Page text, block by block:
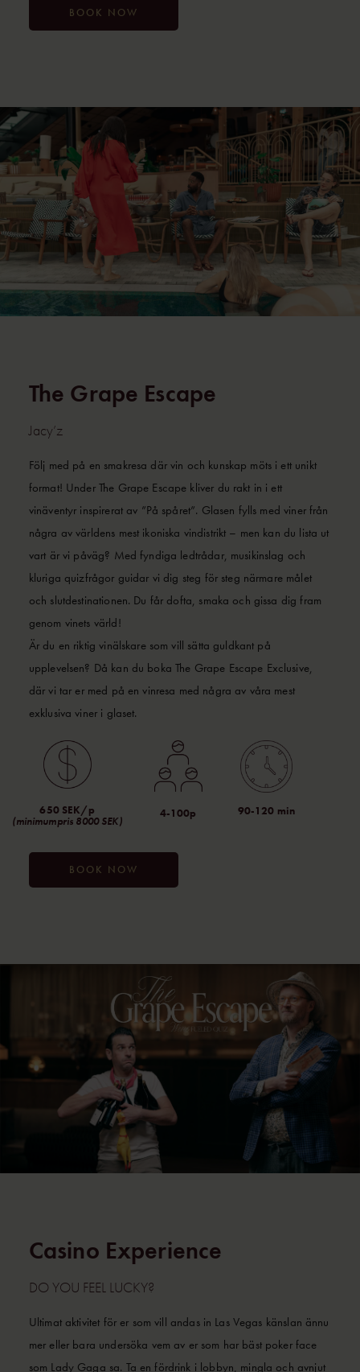
BOOK NOW
The Grape Escape
Jacy’z
Följ med på en smakresa där vin och kunskap möts i ett unikt
format! Under The Grape Escape kliver du rakt in i ett
vinäventyr inspirerat av ”På spåret”. Glasen fylls med viner från
några av världens mest ikoniska vindistrikt – men kan du lista ut
vart är vi påväg? Med fyndiga ledtrådar, musikinslag och
kluriga quizfrågor guidar vi dig steg för steg närmare målet
och slutdestinationen. Du får dofta, smaka och gissa dig fram
genom vinets värld!
Är du en riktig vinälskare som vill sätta guldkant på
upplevelsen? Då kan du boka The Grape Escape Exclusive,
där vi tar er med på en vinresa med några av våra mest
exklusiva viner i glaset.
650 SEK/p
(minimumpris 8000 SEK)
4-100p 90-120 min
BOOK NOW
Casino Experience
DO YOU FEEL LUCKY?
Ultimat aktivitet för er som vill andas in Las Vegas känslan ännu
mer eller bara undersöka vem av er som har bäst poker face
som Lady Gaga sa. Ta en fördrink i lobbyn, mingla och avnjut